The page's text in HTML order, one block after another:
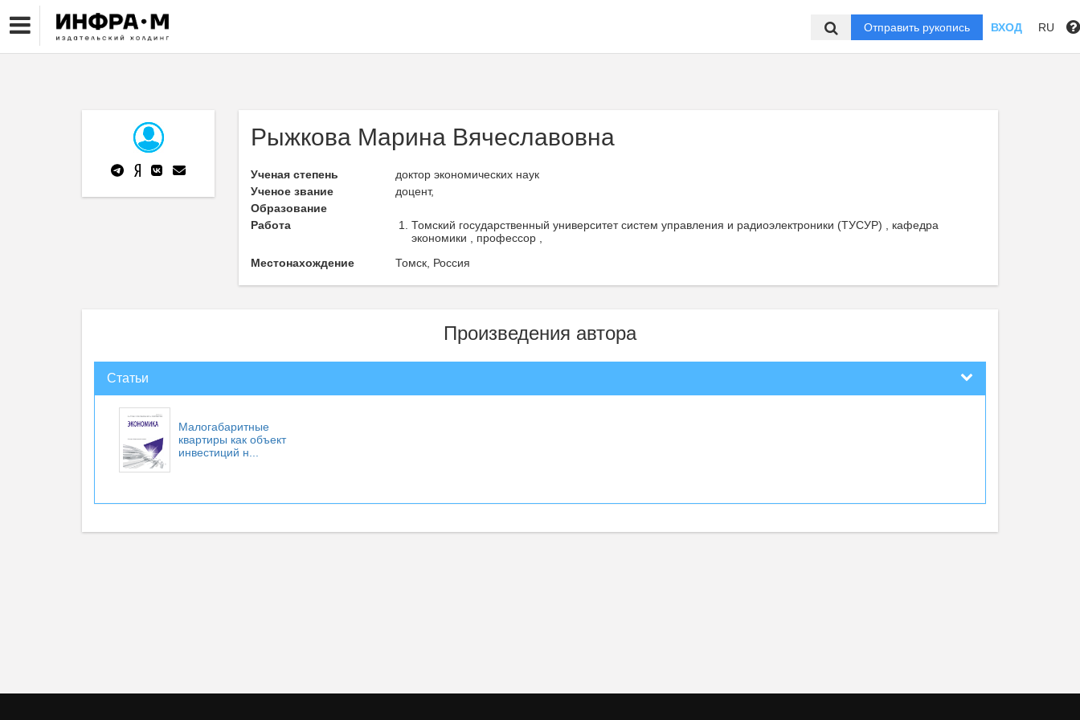
Отправить рукопись ВХОД RU
Рыжкова Марина Вячеславовна
Ученая степень
доктор экономических наук
Ученое звание
доцент,
Образование
Работа
Томский государственный университет систем управления и радиоэлектроники (ТУСУР) , кафедра
экономики , профессор ,
Местонахождение
Томск, Россия
Произведения автора
Статьи
Малогабаритные
квартиры как объект
инвестиций н...